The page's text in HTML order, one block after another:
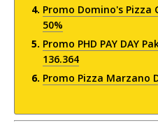
Promo Domino's Pizza
50%
Promo PHD PAY DAY
136.364
Promo Pizza Marzano